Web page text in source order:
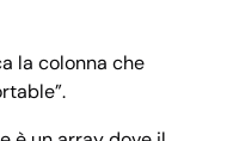
la colonna che